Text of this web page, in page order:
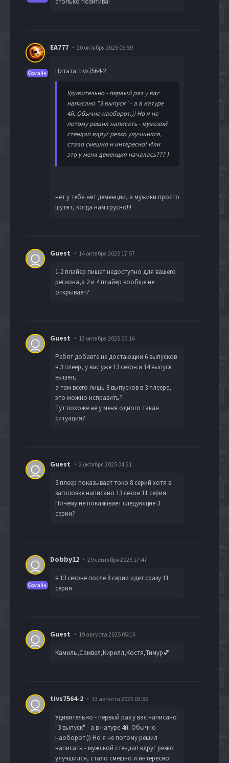
Офлайн
EA777 20 октября 2025 05:59
Цитата: tivs7564-2
Удивительно - первый раз у вас
написано "3 выпуск" - а в натуре
4й. Обычно наоборот.)) Но я не
потому решил написать - мужской
стендап вдруг резко улучшился,
стало смешно и интересно! Или
это у меня деменция началась??? )
нет у тебя нет деменции, а мужики просто
шутят, когда нам грусно!!!
Guest 14 октября 2025 17:57
1-2 плайер пишет недоступно для вашего
региона,а 2 и 4 плайер вообще не
открывает?
Guest 13 октября 2025 00:16
Ребят добавте не достающии 6 выпусков
в 3 плеер, у вас уже 13 сезон и 14 выпуск
вышел,
а там всего лишь 8 выпусков в 3 плеере,
это можно исправить?
Тут похоже не у меня одного такая
ситуация?
Guest 2 октября 2025 04:21
3 плеер показывает токо 8 серий хотя в
заголовке написано 13 сезон 11 серия.
Почему не показывает следующие 3
серии?
Офлайн
Dobby12 29 сентября 2025 17:47
в 13 сезоне после 8 серии идет сразу 11
серия
Guest 19 августа 2025 05:16
Камиль,Самвел,Кирилл,Костя,Тимур💕
tivs7564-2 13 августа 2025 02:36
Удивительно - первый раз у вас написано
"3 выпуск" - а в натуре 4й. Обычно
наоборот.)) Но я не потому решил
написать - мужской стендап вдруг резко
улучшился, стало смешно и интересно!